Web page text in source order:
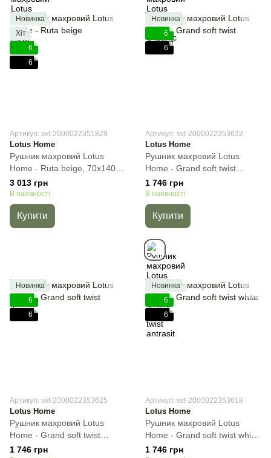
Новинка
Хіт
6
6
Артикул: svt-2000022351829
Lotus Home
Рушник махровий Lotus
Home - Ruta beige, 70х140
см, Банний
3 013 грн
В наявності
Купити
Новинка
6
6
Артикул: svt-2000022353632
Lotus Home
Рушник махровий Lotus
Home - Grand soft twist
antrasit, Темно-сірий, 70х140
см, Банний
1 746 грн
В наявності
Купити
Новинка
6
6
Артикул: svt-2000022353625
Lotus Home
Рушник махровий Lotus
Home - Grand soft twist
denim, Cиній, 70х140 см,
1 746 грн
Новинка
6
6
Артикул: svt-2000022353618
Lotus Home
Рушник махровий Lotus
Home - Grand soft twist white,
Білий, 70х140 см, Банний
1 746 грн